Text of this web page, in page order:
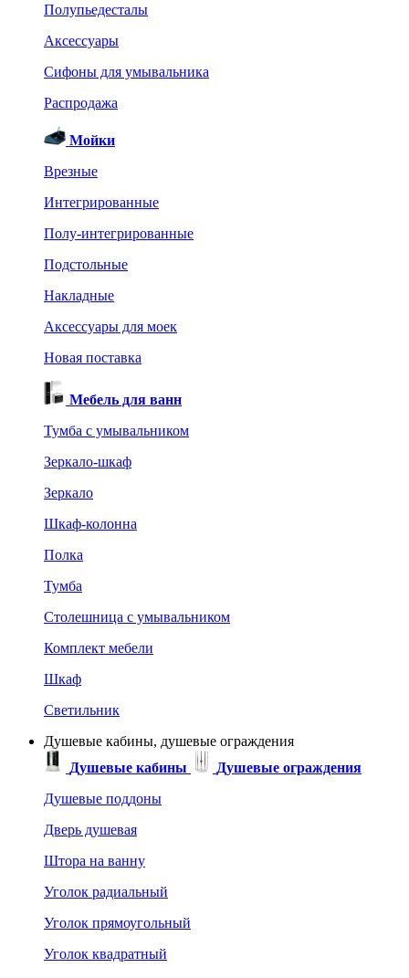
Полупьедесталы
Аксессуары
Сифоны для умывальника
Распродажа
Мойки
Врезные
Интегрированные
Полу-интегрированные
Подстольные
Накладные
Аксессуары для моек
Новая поставка
Мебель для ванн
Тумба с умывальником
Зеркало-шкаф
Зеркало
Шкаф-колонна
Полка
Тумба
Столешница с умывальником
Комплект мебели
Шкаф
Светильник
Душевые кабины, душевые ограждения
Душевые кабины
Душевые ограждения
Душевые поддоны
Дверь душевая
Штора на ванну
Уголок радиальный
Уголок прямоугольный
Уголок квадратный